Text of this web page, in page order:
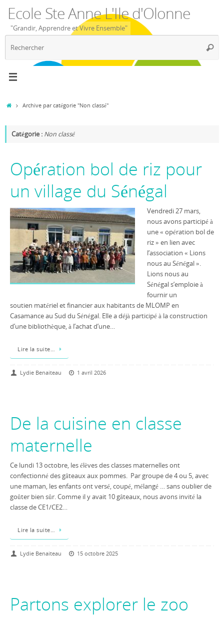
contenu
Ecole Ste Anne L'Ile d'Olonne
"Grandir, Apprendre et Vivre Ensemble"
AccueilArchive par catégorie "Non classé"
Catégorie : Non classé
Opération bol de riz pour
un village du Sénégal
Vendredi 27 mars,
nous avons participé à
une « opération bol de
riz » en lien avec
l’association « Lions
nous au Sénégal ».
Lions nous au
Sénégal s’emploie à
fournir un
soutien matériel et financier aux habitants de MLOMP en
Casamance au Sud du Sénégal. Elle a déjà participé à la construction
d’une bibliothèque, à l’achat d’une…
Lire la suite…
Lydie Benaiteau 1 avril 2026
De la cuisine en classe
maternelle
Ce lundi 13 octobre, les élèves des classes maternelles ont
confectionné des gâteaux aux pommes. Par groupe de 4 ou 5, avec
une maman, les enfants ont versé, coupé, mélangé … sans oublier de
goûter bien sûr. Comme il y avait 10 gâteaux, nous avons invité la
classe de CE1/CE2…
Lire la suite…
Lydie Benaiteau 15 octobre 2025
Partons explorer le zoo